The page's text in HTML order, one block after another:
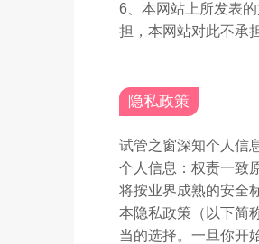
6、本网站上所发表
担，本网站对此不承
隐私政策
试管之窗深知个人信
个人信息：权责一致
将按业界成熟的安全
本隐私政策（以下简
当的选择。一旦你开